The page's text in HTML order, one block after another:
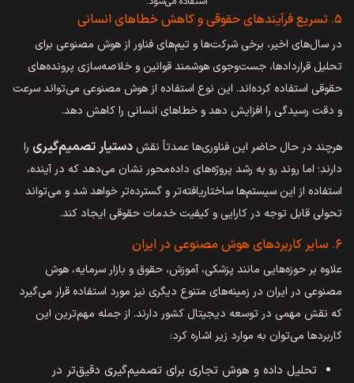
۵. تسریع فرآیندهای حقوقی و کاهش خطاهای انسانی
در سال‌های اخیر، برخی شرکت‌ها و تیم‌های فناور از هوش مصنوعی برای
تحلیل قراردادها، جست‌وجوی هوشمند قوانین و خلاصه‌سازی پرونده‌های
حقوقی استفاده کرده‌اند. این نوع استفاده از هوش مصنوعی می‌تواند سرعت
و دقت رسیدگی را افزایش دهد و خطاهای انسانی را کاهش دهد.
هرچند در حال حاضر این فناوری‌ها عمدتاً نقش دستیار تصمیم‌گیری را
دارند؛ اما روند رو به رشد پروژه‌های داده‌محور نشان می‌دهد که در آینده،
استفاده از این سیستم‌ها ساختاریافته‌تر و گسترده‌تر خواهد شد و می‌تواند
تحولی قابل توجه در کارایی و کیفیت خدمات حقوقی ایجاد کند.
۶. سایر کاربردهای هوش مصنوعی در ایران
علاوه بر حوزه‌هایی مانند پزشکی، آموزش، حقوق و بازار سرمایه، هوش
مصنوعی در ایران در زمینه‌های متنوع دیگری نیز مورد استفاده قرار می‌گیرد
که نقش مهمی در توسعه دیجیتال کشور دارند. از جمله مهم‌ترین این
کاربردها می‌توان به موارد زیر اشاره کرد:
تحلیل داده و هوش تجاری برای تصمیم‌گیری دقیق‌تر در